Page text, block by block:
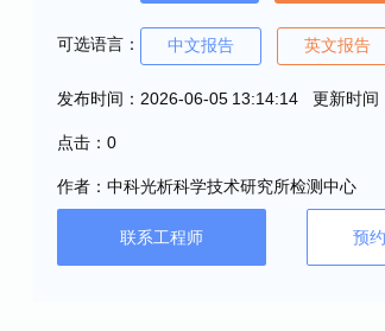
可选语言： 中文报告 英文报告
发布时间：2026-06-05 13:14:14 更新时间
点击：0
作者：中科光析科学技术研究所检测中心
联系工程师 预